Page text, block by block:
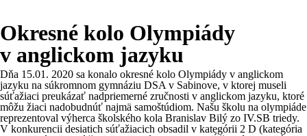
Okresné kolo Olympiády
v anglickom jazyku
Dňa 15.01. 2020 sa konalo okresné kolo Olympiády v anglickom
jazyku na súkromnom gymnáziu DSA v Sabinove, v ktorej museli
súťažiaci preukázať nadpriemerné zručnosti v anglickom jazyku, ktoré
môžu žiaci nadobudnúť najmä samoštúdiom. Našu školu na olympiáde
reprezentoval výherca školského kola Branislav Bilý zo IV.SB triedy.
V konkurencii desiatich súťažiacich obsadil v kategórii 2 D (kategória